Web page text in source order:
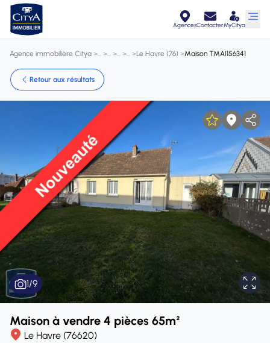
AgencesContacterMyCitya
Agence immobilière Citya > > > > >Le Havre (76) >Maison TMAI156341
Retour aux résultats
1/9
Maison à vendre 4 pièces 65m²
Le Havre (76620)